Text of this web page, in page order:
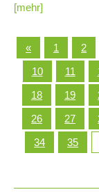
[mehr]
« 1 2
10
11
18
19
26
27
34
35